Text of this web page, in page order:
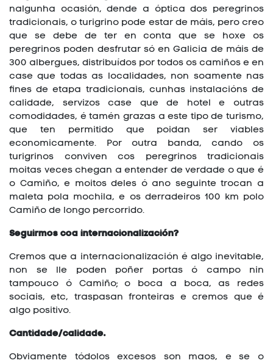
nalgunha ocasión, dende a óptica dos peregrinos
tradicionais, o turigrino pode estar de máis, pero creo
que se debe de ter en conta que se hoxe os
peregrinos poden desfrutar só en Galicia de máis de
300 albergues, distribuídos por todos os camiños e en
case que todas as localidades, non soamente nas
fines de etapa tradicionais, cunhas instalacións de
calidade, servizos case que de hotel e outras
comodidades, é tamén grazas a este tipo de turismo,
que ten permitido que poidan ser viables
economicamente. Por outra banda, cando os
turigrinos conviven cos peregrinos tradicionais
moitas veces chegan a entender de verdade o que é
o Camiño, e moitos deles ó ano seguinte trocan a
maleta pola mochila, e os derradeiros 100 km polo
Camiño de longo percorrido.
Seguirmos coa internacionalización?
Cremos que a internacionalización é algo inevitable,
non se lle poden poñer portas ó campo nin
tampouco ó Camiño; o boca a boca, as redes
sociais, etc, traspasan fronteiras e cremos que é
algo positivo.
Cantidade/calidade.
Obviamente tódolos excesos son maos, e se o